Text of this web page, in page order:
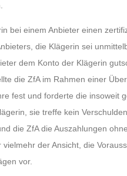
bei einem Anbieter einen
die Klägerin sei
dem Konto der Klägerin
die ZfA im Rahmen einer
fest und forderte die insoweit
sie treffe kein
die ZfA die Auszahlungen
der Ansicht, die
vor.